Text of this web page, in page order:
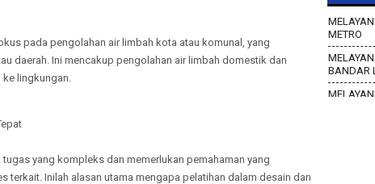
pada pengolahan air limbah kota atau komunal, yang
daerah. Ini mencakup pengolahan air limbah domestik dan
lingkungan.
tugas yang kompleks dan memerlukan pemahaman yang
terkait. Inilah alasan utama mengapa pelatihan dalam desain dan
METRO
BANDAR